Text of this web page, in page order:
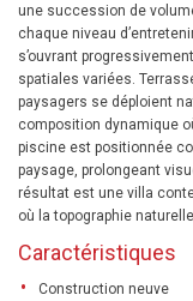
une succession de
chaque niveau
s’ouvrant
spatiales variées.
paysagers se déploient
composition dynamique
piscine est positionnée
paysage, prolongeant
résultat est une villa
où la topographie
Caractéristiques
Construction neuve